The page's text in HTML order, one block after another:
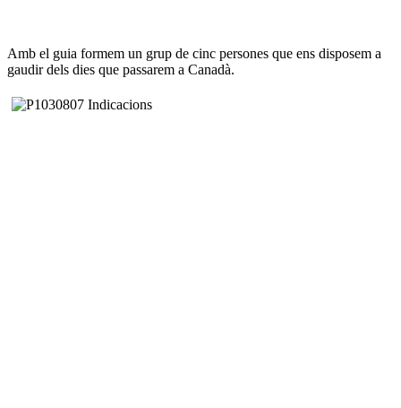
Amb el guia formem un grup de cinc persones que ens disposem a
gaudir dels dies que passarem a Canadà.